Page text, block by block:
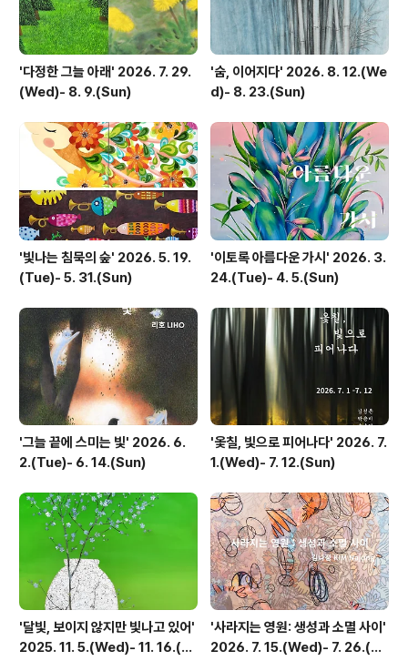
'다정한 그늘 아래' 2026. 7. 29.
(Wed)- 8. 9.(Sun)
'숨, 이어지다' 2026. 8. 12.(We
d)- 8. 23.(Sun)
'빛나는 침묵의 숲' 2026. 5. 19.
(Tue)- 5. 31.(Sun)
'이토록 아름다운 가시' 2026. 3.
24.(Tue)- 4. 5.(Sun)
'그늘 끝에 스미는 빛' 2026. 6.
2.(Tue)- 6. 14.(Sun)
'옻칠, 빛으로 피어나다' 2026. 7.
1.(Wed)- 7. 12.(Sun)
'달빛, 보이지 않지만 빛나고 있어'
2025. 11. 5.(Wed)- 11. 16.(S
'사라지는 영원: 생성과 소멸 사이'
2026. 7. 15.(Wed)- 7. 26.(Su